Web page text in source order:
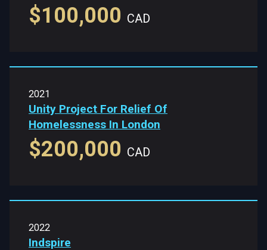
$100,000 CAD
2021
Unity Project For Relief Of
Homelessness In London
$200,000 CAD
2022
Indspire